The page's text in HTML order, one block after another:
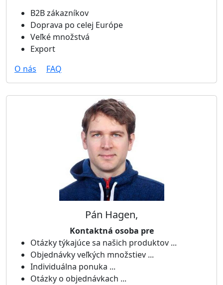
B2B zákazníkov
Doprava po celej Európe
Veľké množstvá
Export
O nás
FAQ
Pán Hagen,
Kontaktná osoba pre
Otázky týkajúce sa našich produktov ...
Objednávky veľkých množstiev ...
Individuálna ponuka ...
Otázky o objednávkach ...